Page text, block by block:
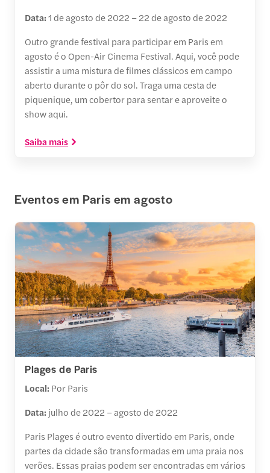
Data:1 de agosto de 2022 – 22 de agosto de 2022
Outro grande festival para participar em Paris em
agosto é o Open-Air Cinema Festival. Aqui, você pode
assistir a uma mistura de filmes clássicos em campo
aberto durante o pôr do sol. Traga uma cesta de
piquenique, um cobertor para sentar e aproveite o
show aqui.
Saiba mais
Eventos em Paris em agosto
Plages de Paris
Local: Por Paris
Data: julho de 2022 – agosto de 2022
Paris Plages é outro evento divertido em Paris, onde
partes da cidade são transformadas em uma praia nos
verões. Essas praias podem ser encontradas em vários